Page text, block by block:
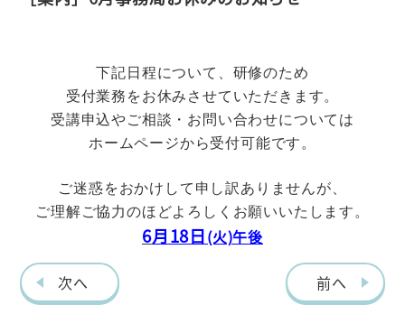
下記日程について、研修のため
受付業務をお休みさせていただきます。
受講申込やご相談・お問い合わせについては
ホームページから受付可能です。
ご迷惑をおかけして申し訳ありませんが、
ご理解ご協力のほどよろしくお願いいたします。
6月18日(火)午後
次へ 前へ